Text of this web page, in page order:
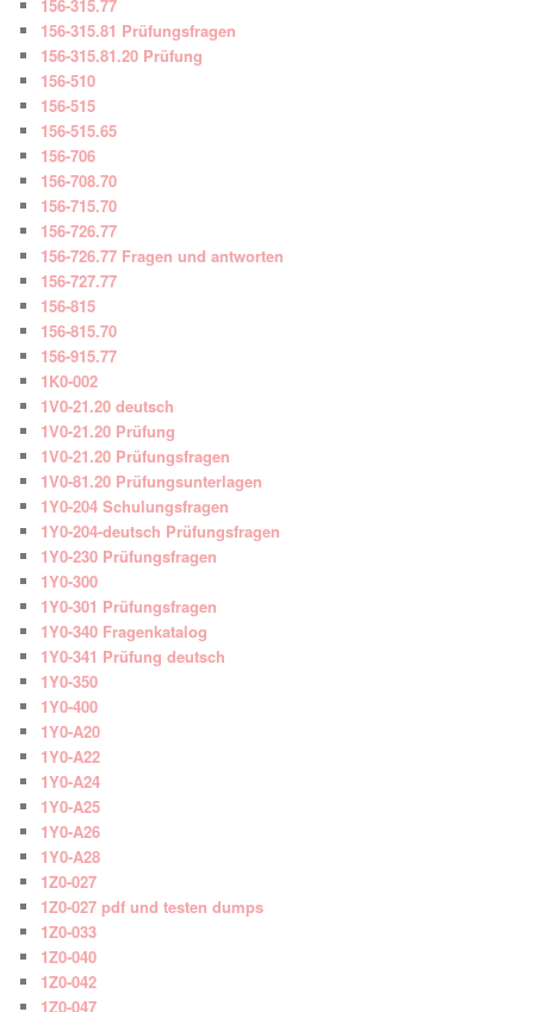
156-315.77
156-315.81 Prüfungsfragen
156-315.81.20 Prüfung
156-510
156-515
156-515.65
156-706
156-708.70
156-715.70
156-726.77
156-726.77 Fragen und antworten
156-727.77
156-815
156-815.70
156-915.77
1K0-002
1V0-21.20 deutsch
1V0-21.20 Prüfung
1V0-21.20 Prüfungsfragen
1V0-81.20 Prüfungsunterlagen
1Y0-204 Schulungsfragen
1Y0-204-deutsch Prüfungsfragen
1Y0-230 Prüfungsfragen
1Y0-300
1Y0-301 Prüfungsfragen
1Y0-340 Fragenkatalog
1Y0-341 Prüfung deutsch
1Y0-350
1Y0-400
1Y0-A20
1Y0-A22
1Y0-A24
1Y0-A25
1Y0-A26
1Y0-A28
1Z0-027
1Z0-027 pdf und testen dumps
1Z0-033
1Z0-040
1Z0-042
1Z0-047